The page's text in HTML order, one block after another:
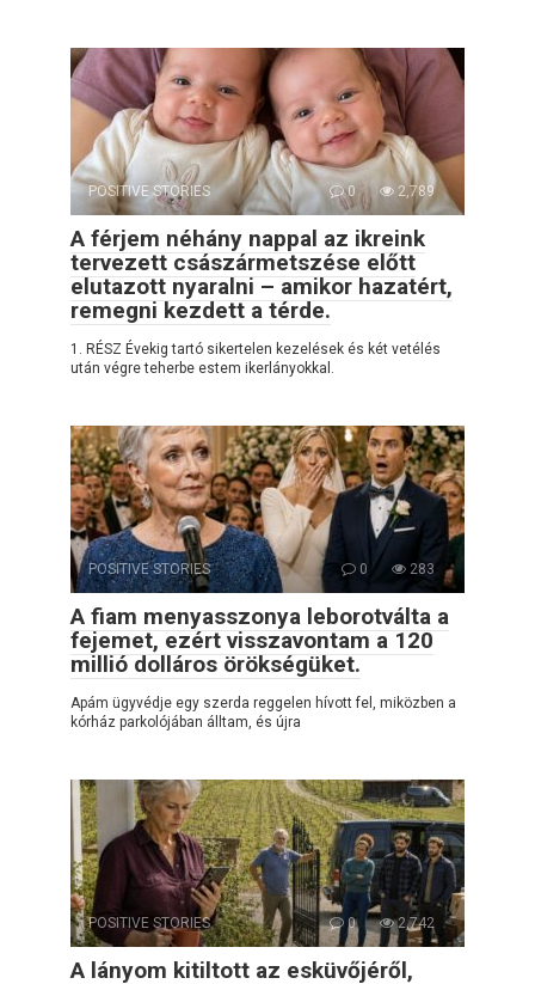
POSITIVE STORIES 0 2,789
A férjem néhány nappal az ikreink
tervezett császármetszése előtt
elutazott nyaralni – amikor hazatért,
remegni kezdett a térde.
1. RÉSZ Évekig tartó sikertelen kezelések és két vetélés
után végre teherbe estem ikerlányokkal.
POSITIVE STORIES 0 283
A fiam menyasszonya leborotválta a
fejemet, ezért visszavontam a 120
millió dolláros örökségüket.
Apám ügyvédje egy szerda reggelen hívott fel, miközben a
kórház parkolójában álltam, és újra
POSITIVE STORIES 0 2,742
A lányom kitiltott az esküvőjéről,